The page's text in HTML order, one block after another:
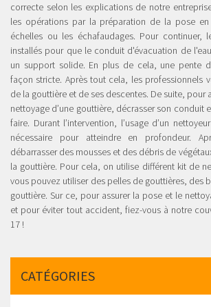
correcte selon les explications de notre
les opérations par la préparation de la pose
échelles ou les échafaudages. Pour continuer,
installés pour que le conduit d'évacuation de
un support solide. En plus de cela, une pente
façon stricte. Après tout cela, les professionnels
de la gouttière et de ses descentes. De suite, pour
nettoyage d’une gouttière, décrasser son conduit
faire. Durant l’intervention, l’usage d’un
nécessaire pour atteindre en profondeur.
débarrasser des mousses et des débris de
la gouttière. Pour cela, on utilise différent kit de
vous pouvez utiliser des pelles de gouttières, des
gouttière. Sur ce, pour assurer la pose et le
et pour éviter tout accident, fiez-vous à notre
17 !
CATÉGORIES